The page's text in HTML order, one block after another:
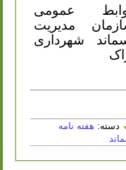
عمومی
مدیریت
شهرداری
دسته: هفته نامه